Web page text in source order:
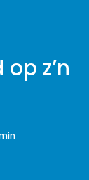
z’n